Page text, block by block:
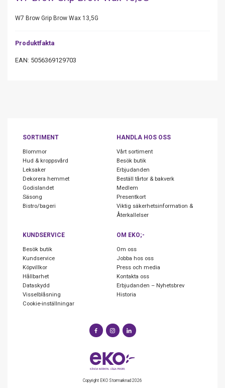
W7 Brow Grip Brow Wax 13,5G
Produktfakta
EAN: 5056369129703
SORTIMENT
Blommor
Hud & kroppsvård
Leksaker
Dekorera hemmet
Godislandet
Säsong
Bistro/bageri
HANDLA HOS OSS
Vårt sortiment
Besök butik
Erbjudanden
Beställ tårtor & bakverk
Medlem
Presentkort
Viktig säkerhetsinformation &
Återkallelser
KUNDSERVICE
Besök butik
Kundservice
Köpvillkor
Hållbarhet
Dataskydd
Visselblåsning
Cookie-inställningar
OM EKO;-
Om oss
Jobba hos oss
Press och media
Kontakta oss
Erbjudanden – Nyhetsbrev
Historia
Copyright EKO Stormarknad 2026